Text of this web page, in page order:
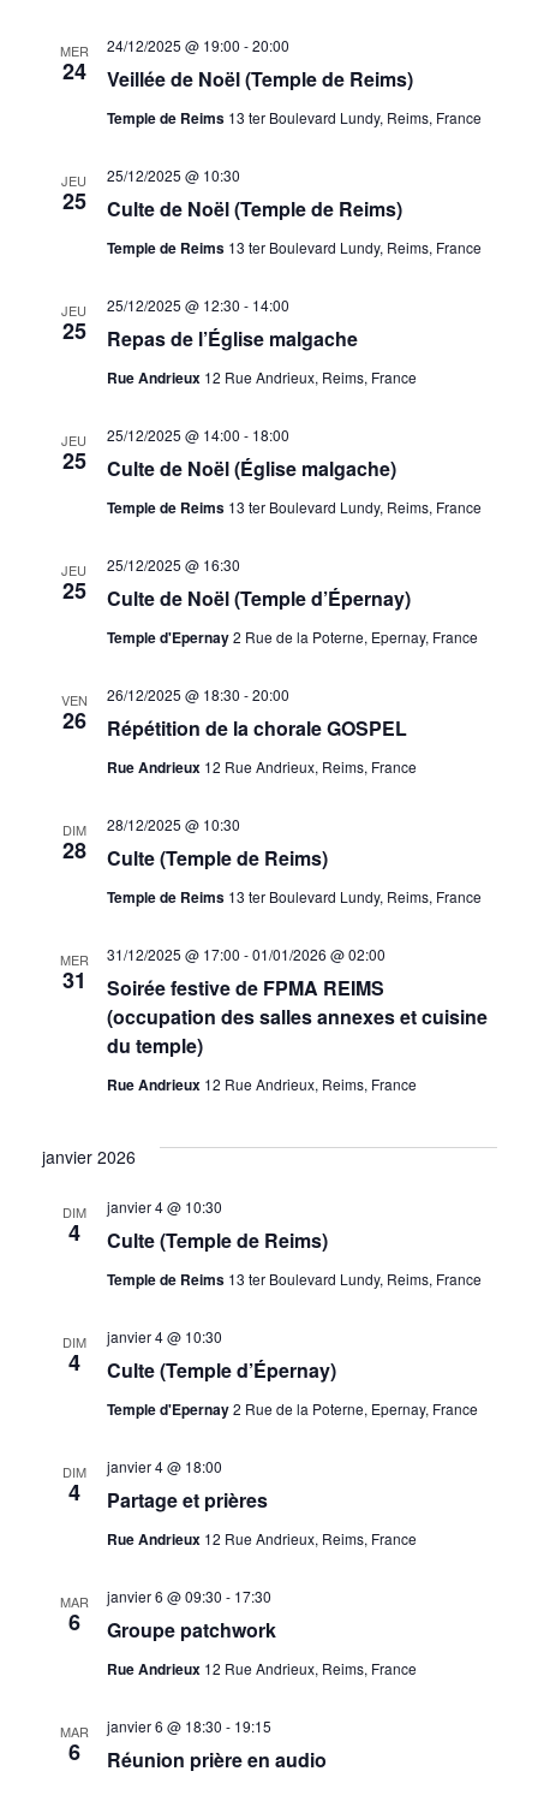
MER
24 Veillée de Noël (Temple de Reims)
24/12/2025 @ 19:00 -20:00
Temple de Reims 13 ter Boulevard Lundy, Reims, France
JEU
25 Culte de Noël (Temple de Reims)
25/12/2025 @ 10:30
Temple de Reims 13 ter Boulevard Lundy, Reims, France
JEU
25 Repas de l’Église malgache
25/12/2025 @ 12:30 - 14:00
Rue Andrieux 12 Rue Andrieux, Reims, France
JEU
25 Culte de Noël (Église malgache)
25/12/2025 @ 14:00 - 18:00
Temple de Reims 13 ter Boulevard Lundy, Reims, France
JEU
25 Culte de Noël (Temple d’Épernay)
25/12/2025 @ 16:30
Temple d'Epernay2 Rue de la Poterne, Epernay, France
VEN
26 Répétition de la chorale GOSPEL
26/12/2025 @ 18:30 -20:00
Rue Andrieux 12 Rue Andrieux, Reims, France
DIM
28 Culte (Temple de Reims)
28/12/2025 @ 10:30
Temple de Reims 13 ter Boulevard Lundy, Reims, France
MER
31
Soirée festive de FPMA REIMS
(occupation des salles annexes et cuisine
du temple)
31/12/2025 @ 17:00 -01/01/2026 @ 02:00
Rue Andrieux 12 Rue Andrieux, Reims, France
janvier 2026
DIM
4 Culte (Temple de Reims)
janvier 4 @ 10:30
Temple de Reims 13 ter Boulevard Lundy, Reims, France
DIM
4 Culte (Temple d’Épernay)
janvier 4 @ 10:30
Temple d'Epernay2 Rue de la Poterne, Epernay, France
DIM
4 Partage et prières
janvier 4 @ 18:00
Rue Andrieux 12 Rue Andrieux, Reims, France
MAR
6 Groupe patchwork
janvier 6 @ 09:30 - 17:30
Rue Andrieux 12 Rue Andrieux, Reims, France
MAR
6 Réunion prière en audio
janvier 6 @ 18:30 - 19:15